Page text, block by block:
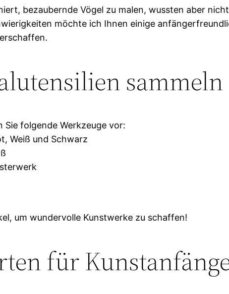
bezaubernde Vögel zu malen, wussten aber
möchte ich Ihnen einige
sammeln
folgende Werkzeuge vor:
Weiß und Schwarz
um wundervolle Kunstwerke zu schaffen!
für